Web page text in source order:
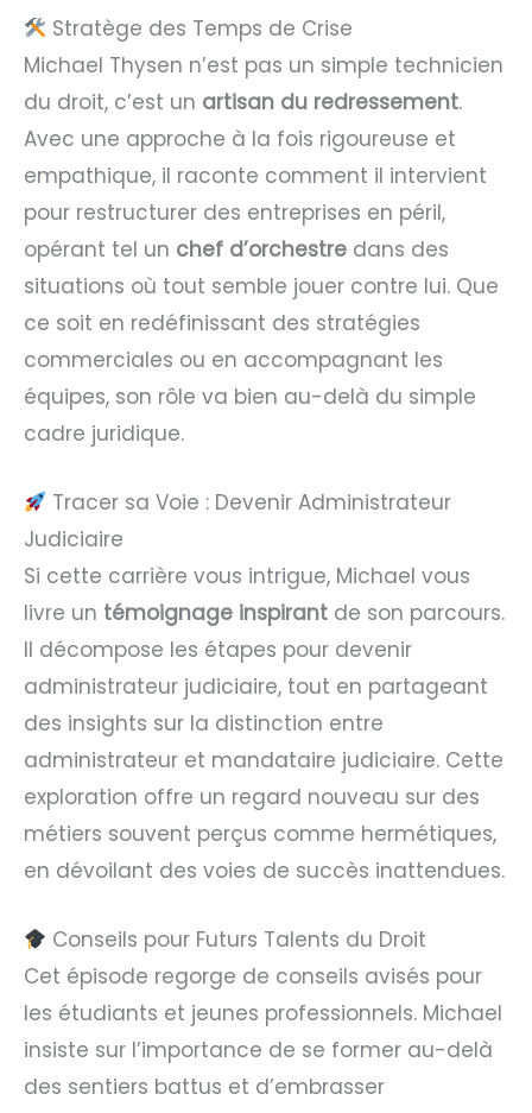
Stratège des Temps de Crise
Michael Thysen n’est pas un simple technicien
du droit, c’est un artisan du redressement.
Avec une approche à la fois rigoureuse et
empathique, il raconte comment il intervient
pour restructurer des entreprises en péril,
opérant tel un chef d’orchestre dans des
situations où tout semble jouer contre lui. Que
ce soit en redéfinissant des stratégies
commerciales ou en accompagnant les
équipes, son rôle va bien au-delà du simple
cadre juridique.
Tracer sa Voie : Devenir Administrateur
Judiciaire
Si cette carrière vous intrigue, Michael vous
livre un témoignage inspirant de son parcours.
Il décompose les étapes pour devenir
administrateur judiciaire, tout en partageant
des insights sur la distinction entre
administrateur et mandataire judiciaire. Cette
exploration offre un regard nouveau sur des
métiers souvent perçus comme hermétiques,
en dévoilant des voies de succès inattendues.
Conseils pour Futurs Talents du Droit
Cet épisode regorge de conseils avisés pour
les étudiants et jeunes professionnels. Michael
insiste sur l’importance de se former au-delà
des sentiers battus et d’embrasser